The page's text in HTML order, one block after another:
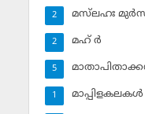
മസ്‌ലഹഃ
2
മഹ് ര്‍
2
5
മാപ്പിളകലകള്‍
1